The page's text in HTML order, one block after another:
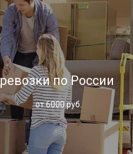
по России
от 6000 руб.